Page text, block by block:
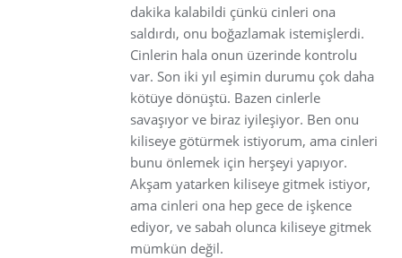
dakika kalabildi çünkü cinleri ona
saldırdı, onu boğazlamak istemişlerdi.
Cinlerin hala onun üzerinde kontrolu
var. Son iki yıl eşimin durumu çok daha
kötüye dönüştü. Bazen cinlerle
savaşıyor ve biraz iyileşiyor. Ben onu
kiliseye götürmek istiyorum, ama cinleri
bunu önlemek için herşeyi yapıyor.
Akşam yatarken kiliseye gitmek istiyor,
ama cinleri ona hep gece de işkence
ediyor, ve sabah olunca kiliseye gitmek
mümkün değil.